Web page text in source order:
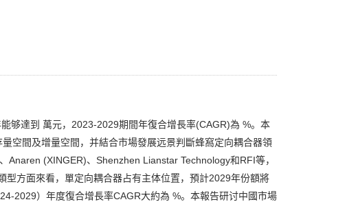
達到 萬元，2023-2029期間年復合增長率(CAGR)為 %。本
空間及增量空間，并結合市場發展远景判斷蜂窩定向耦合器領
(XINGER)、Shenzhen Lianstar Technology和RFI等，
方面來看，單定向耦合器占有主体位置，預計2029年份額將
2029）年度復合增長率CAGR大約為 %。本報告研讨中國市場